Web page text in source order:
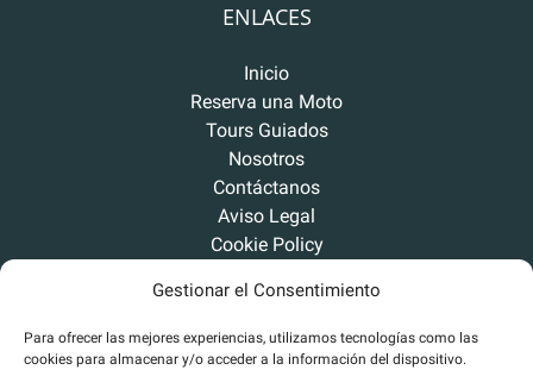
Gestionar el Consentimiento
Para ofrecer las mejores experiencias, utilizamos tecnologías como las
cookies para almacenar y/o acceder a la información del dispositivo.
ENLACES
Inicio
Reserva una Moto
Tours Guiados
Nosotros
Contáctanos
Aviso Legal
Cookie Policy